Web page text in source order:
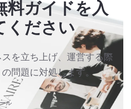
料ガイドを入
ください
を立ち上げ、運営する際
問題に対処します。
ル